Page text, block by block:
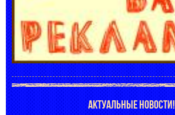
АКТУАЛЬНЫЕ НОВОСТИ!